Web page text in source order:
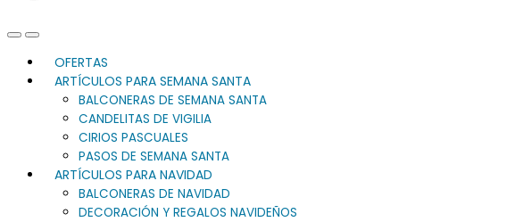
Previous
Slide
Next
SlideOFERTAS
ARTÍCULOS PARA SEMANA SANTA
BALCONERAS DE SEMANA SANTA
CANDELITAS DE VIGILIA
CIRIOS PASCUALES
PASOS DE SEMANA SANTA
ARTÍCULOS PARA NAVIDAD
BALCONERAS DE NAVIDAD
DECORACIÓN Y REGALOS NAVIDEÑOS